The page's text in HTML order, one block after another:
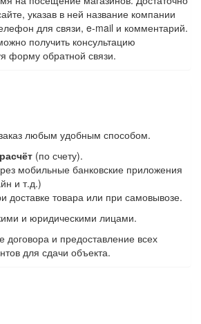
указав в ней название компании
для связи, e-mail и комментарий.
получить консультацию
форму обратной связи.
любым удобным способом.
(по счету).
мобильные банковские приложения
и т.д.)
доставке товара или при самовывозе.
и юридическими лицами.
договора и предоставление всех
для сдачи объекта.